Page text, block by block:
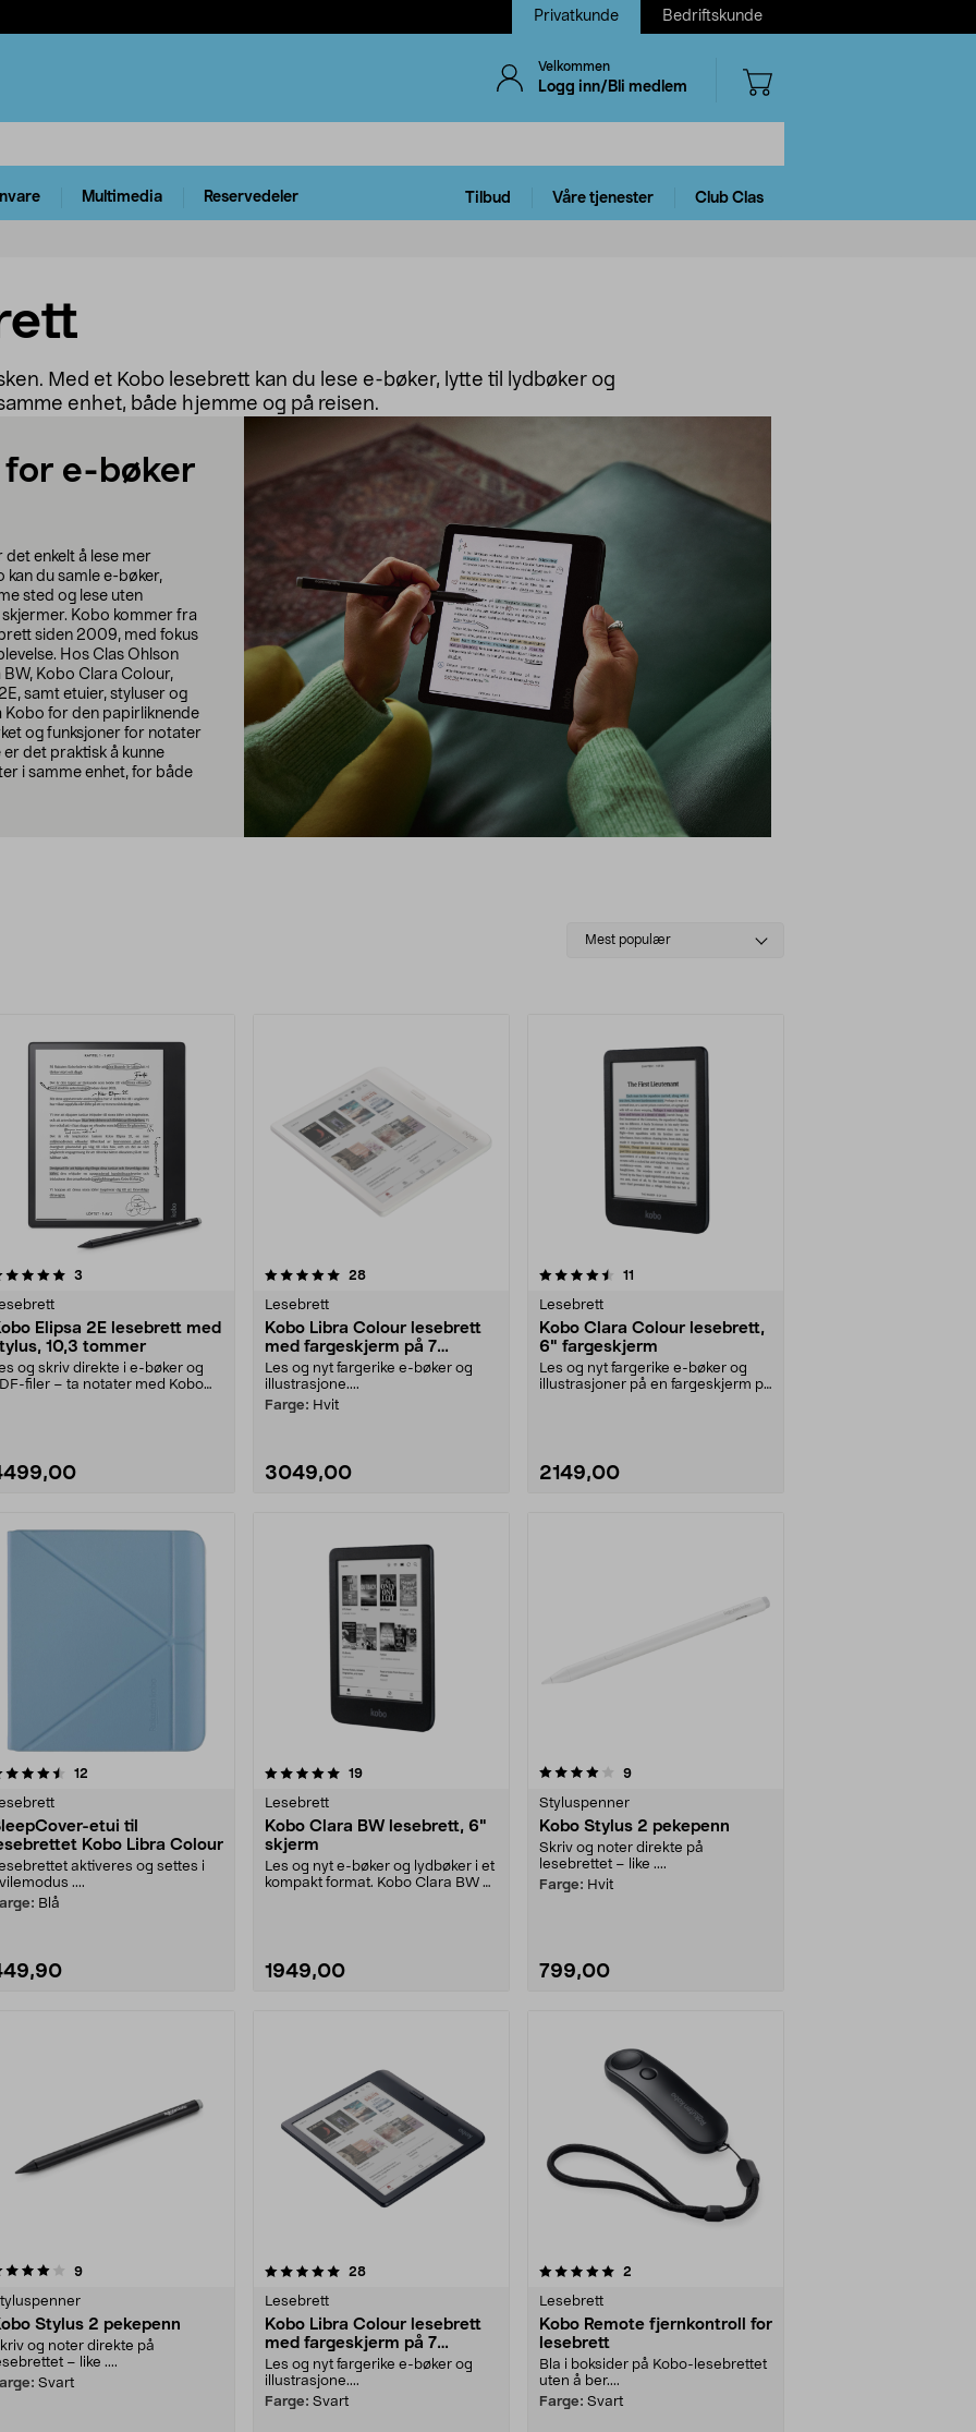
Privatkunde Bedriftskunde
Velkommen
Logg inn/Bli medlem
Multimedia Reservedeler Tilbud Våre tjenester Club Clas
Med et Kobo lesebrett kan du lese e-bøker, lytte til lydbøker og
enhet, både hjemme og på reisen.
for e-bøker
det enkelt å lese mer
kan du samle e-bøker,
sted og lese uten
Kobo kommer fra
siden 2009, med fokus
Hos Clas Ohlson
Kobo Clara Colour,
samt etuier, styluser og
Kobo for den papirliknende
og funksjoner for notater
det praktisk å kunne
i samme enhet, for både
Select
Mest populær
3
Elipsa 2E lesebrett med
10,3 tommer
og skriv direkte i e-bøker og
filer – ta notater med Kobo
5.0 av 5 stjerner 28anmeldelser
Lesebrett
Kobo Libra Colour lesebrett
med fargeskjerm på 7
tommer
Les og nyt fargerike e-bøker og
illustrasjone....
Farge: Hvit
3049,00
4.5 av 5 stjerner 11
Lesebrett
Kobo Clara Colour lesebrett,
6" fargeskjerm
Les og nyt fargerike e-bøker og
illustrasjoner på en fargeskjerm på
2149,00
12
etui til
Kobo Libra Colour
aktiveres og settes i
....
Blå
5.0 av 5 stjerner 19anmeldelser
Lesebrett
Kobo Clara BW lesebrett, 6"
skjerm
Les og nyt e-bøker og lydbøker i et
kompakt format. Kobo Clara BW –
1949,00
4.0 av 5 stjerner 9anmeldelser
Styluspenner
Kobo Stylus 2 pekepenn
Skriv og noter direkte på
lesebrettet – like ....
Farge: Hvit
799,00
9anmeldelser
Stylus 2 pekepenn
og noter direkte på
– like ....
Svart
5.0 av 5 stjerner 28anmeldelser
Lesebrett
Kobo Libra Colour lesebrett
med fargeskjerm på 7
tommer
Les og nyt fargerike e-bøker og
illustrasjone....
Farge: Svart
5.0 av 5 stjerner 2
Lesebrett
Kobo Remote fjernkontroll for
lesebrett
Bla i boksider på Kobo-lesebrettet
uten å ber....
Farge: Svart